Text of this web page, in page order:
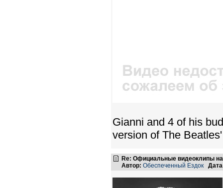
Gianni and 4 of his
version of The
Re: Официальные видеоклипы
Автор: Обеспеченный Ездок